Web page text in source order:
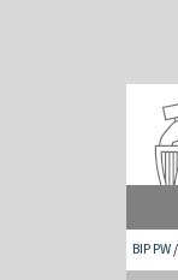
BIP PW/